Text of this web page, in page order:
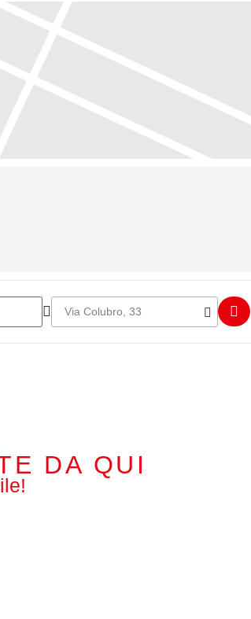
Destination Address - Italcorse K100 L6 []
DA QUI